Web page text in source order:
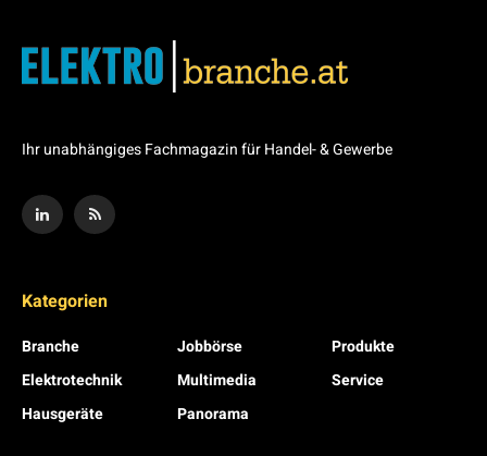
Ihr unabhängiges Fachmagazin für Handel- & Gewerbe
Kategorien
Branche
Elektrotechnik
Hausgeräte
Jobbörse
Multimedia
Panorama
Produkte
Service